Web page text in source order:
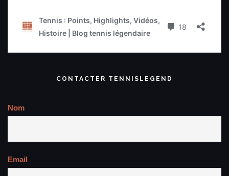
CONTACTER TENNISLEGEND
Nom
Email